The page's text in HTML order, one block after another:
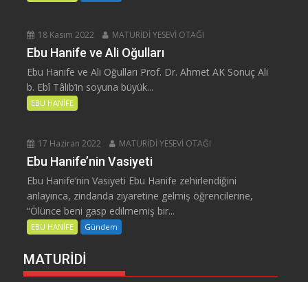
18 Kasım 2022 MATURİDİ YESEVİ OTAĞI
Ebu Hanife ve Ali Oğulları
Ebu Hanife ve Ali Oğulları Prof. Dr. Ahmet AK Sonuç Ali
b. Ebî Tâlib’in soyuna büyük...
EBU HANİFE
17 Haziran 2022 MATURİDİ YESEVİ OTAĞI
Ebu Hanife’nin Vasiyeti
Ebu Hanife’nin Vasiyeti Ebu Hanife zehirlendiğini
anlayınca, zindanda ziyaretine gelmiş öğrencilerine,
“Ölünce beni gasp edilmemiş bir...
EBU HANİFE Gündem
MATURİDİ